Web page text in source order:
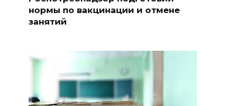
нормы по вакцинации и отмене
занятий